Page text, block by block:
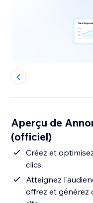
Aperçu de
(officiel)
Créez et
clics
Atteignez
offrez et générez